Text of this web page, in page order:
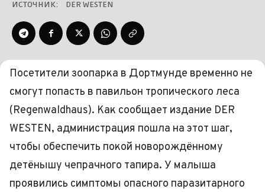
ИСТОЧНИК:
DER WESTEN
Посетители зоопарка в Дортмунде временно не
смогут попасть в павильон тропического леса
(Regenwaldhaus). Как сообщает издание DER
WESTEN, администрация пошла на этот шаг,
чтобы обеспечить покой новорождённому
детёнышу чепрачного тапира. У малыша
проявились симптомы опасного паразитарного